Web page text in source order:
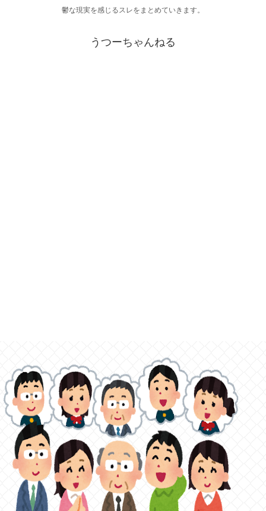
鬱な現実を感じるスレをまとめていきます。
うつーちゃんねる